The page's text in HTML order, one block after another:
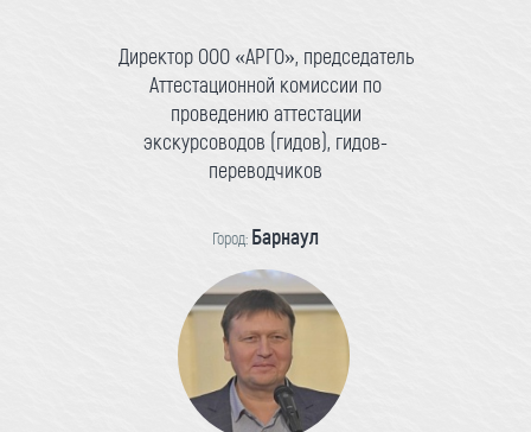
Директор ООО «АРГО», председатель
Аттестационной комиссии по
проведению аттестации
экскурсоводов (гидов), гидов-
переводчиков
Город: Барнаул